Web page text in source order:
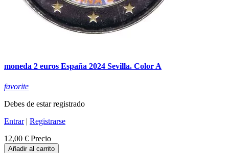
moneda 2 euros España 2024 Sevilla. Color A
favorite
Debes de estar registrado
Entrar| Registrarse
12,00 € Precio
Añadir al carrito